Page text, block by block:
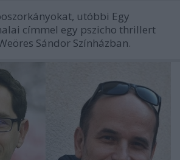
utóbbi Egy
címmel egy pszicho thrillert
Sándor Színházban.